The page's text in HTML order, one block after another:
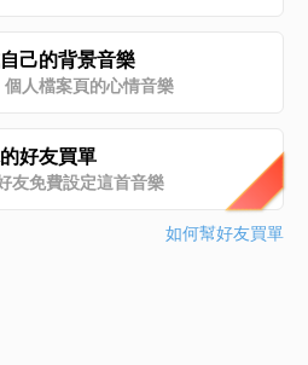
己的背景音樂
個人檔案頁的心情音樂
好友買單
友免費設定這首音樂
如何幫好友買單